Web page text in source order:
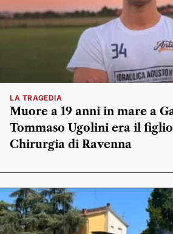
LA TRAGEDIA
Muore a 19 anni in mare a
Tommaso Ugolini era il
Chirurgia di Ravenna